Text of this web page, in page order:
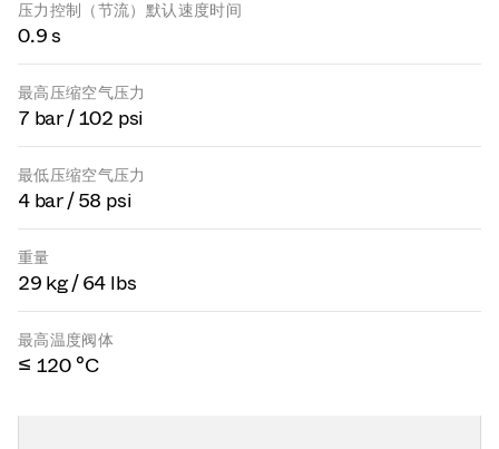
压力控制（节流）默认速度时间
0.9 s
最高压缩空气压力
7 bar / 102 psi
最低压缩空气压力
4 bar / 58 psi
重量
29 kg / 64 lbs
最高温度阀体
≤ 120 °C